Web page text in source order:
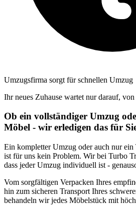
Umzugsfirma sorgt für schnellen Umzug
Ihr neues Zuhause wartet nur darauf,
Ob ein vollständiger Umzug
Möbel - wir erledigen das für
Ein kompletter Umzug oder auch nur ein
ist für uns kein Problem. Wir bei Turbo
dass jeder Umzug individuell ist -
Vom sorgfältigen Verpacken Ihres
hin zum sicheren Transport Ihres
behandeln wir jedes Möbelstück mit